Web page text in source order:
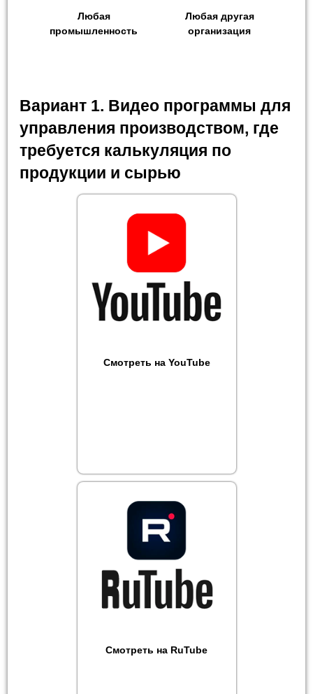
Любая
промышленность
Любая другая
организация
Вариант 1. Видео программы для
управления производством, где
требуется калькуляция по
продукции и сырью
Смотреть на YouTube
Смотреть на RuTube